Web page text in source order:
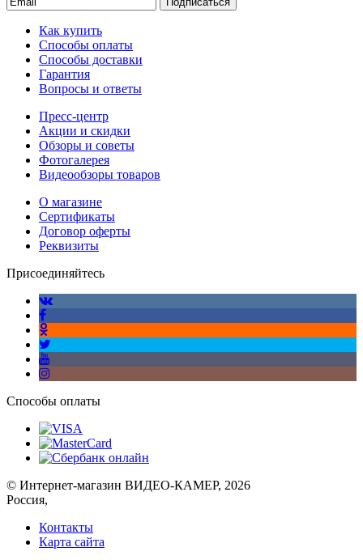
Как купить
Способы оплаты
Способы доставки
Гарантия
Вопросы и ответы
Пресс-центр
Акции и скидки
Обзоры и советы
Фотогалерея
Видеообзоры товаров
О магазине
Сертификаты
Договор оферты
Реквизиты
Присоединяйтесь
Способы оплаты
© Интернет-магазин ВИДЕО-КАМЕР, 2026
Россия,
Контакты
Карта сайта